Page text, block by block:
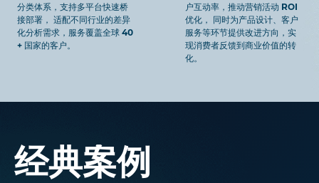
分类体系，支持多平台快速桥
接部署， 适配不同行业的差异
化分析需求，服务覆盖全球 40
+ 国家的客户。
户互动率，推动营销活动 ROI
优化， 同时为产品设计、客户
服务等环节提供改进方向，实
现消费者反馈到商业价值的转
化。
经典案例